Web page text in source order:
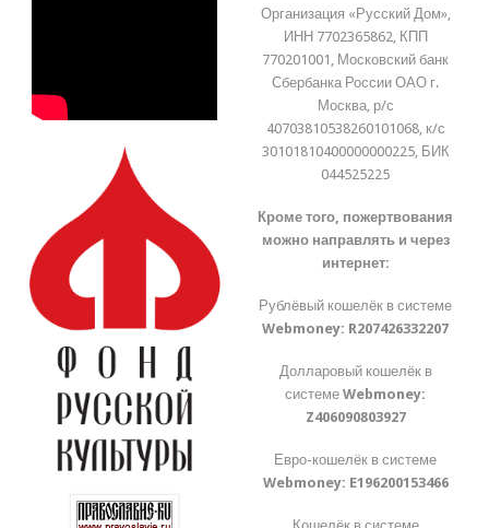
Организация «Русский Дом»,
ИНН 7702365862, КПП
770201001, Московский банк
Сбербанка России ОАО г.
Москва, р/с
40703810538260101068, к/с
30101810400000000225, БИК
044525225
Кроме того, пожертвования
можно направлять и через
интернет:
Рублёвый кошелёк в системе
Webmoney: R207426332207
Долларовый кошелёк в
системеWebmoney:
Z406090803927
Евро-кошелёк в системе
Webmoney: E196200153466